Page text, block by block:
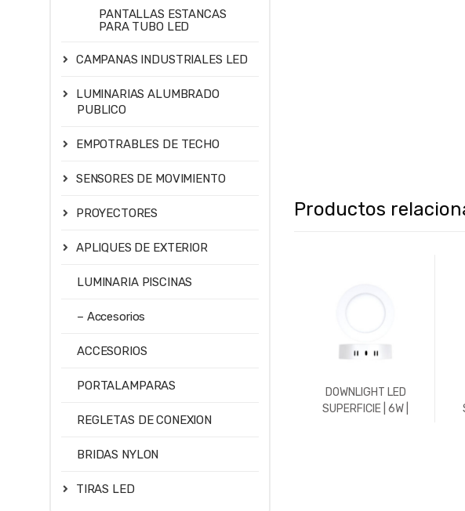
Productos
DOWNLIGHT LED
SUPERFICIE | 6W |
PANTALLAS ESTANCAS
PARA TUBO LED
CAMPANAS INDUSTRIALES LED
LUMINARIAS ALUMBRADO
PUBLICO
EMPOTRABLES DE TECHO
SENSORES DE MOVIMIENTO
PROYECTORES
APLIQUES DE EXTERIOR
LUMINARIA PISCINAS
– Accesorios
ACCESORIOS
PORTALAMPARAS
REGLETAS DE CONEXION
BRIDAS NYLON
TIRAS LED